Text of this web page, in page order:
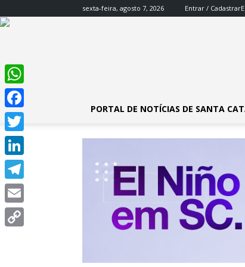
sexta-feira, agosto 7, 2026 Entrar / Cadastrar
PORTAL DE NOTÍCIAS DE SANTA
WhatsApp
Facebook
Twitter
LinkedIn
Telegram
Email